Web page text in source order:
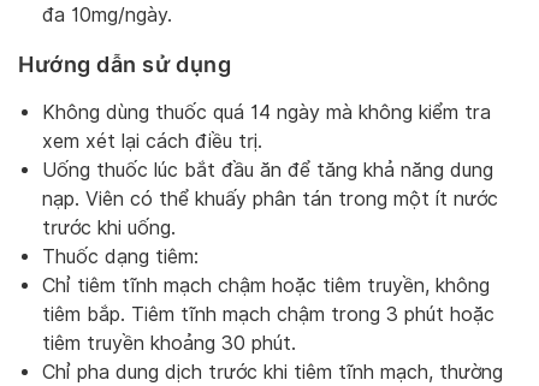
đa 10mg/ngày.
Hướng dẫn sử dụng
Không dùng thuốc quá 14 ngày mà không kiểm tra
xem xét lại cách điều trị.
Uống thuốc lúc bắt đầu ăn để tăng khả năng dung
nạp. Viên có thể khuấy phân tán trong một ít nước
trước khi uống.
Thuốc dạng tiêm:
Chỉ tiêm tĩnh mạch chậm hoặc tiêm truyền, không
tiêm bắp. Tiêm tĩnh mạch chậm trong 3 phút hoặc
tiêm truyền khoảng 30 phút.
Chỉ pha dung dịch trước khi tiêm tĩnh mạch, thường